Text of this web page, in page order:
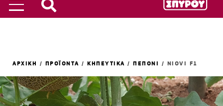
ΑΡΧΙΚΗ / ΠΡΟΪΟΝΤΑ / ΚΗΠΕΥΤΙΚΑ / ΠΕΠΟΝΙ / NIOVI F1